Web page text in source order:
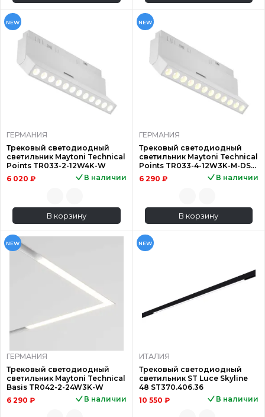
NEW
ГЕРМАНИЯ
Трековый светодиодный
светильник Maytoni Technical
Points TR033-2-12W4K-W
6 020 ₽
В наличии
В корзину
NEW
ГЕРМАНИЯ
Трековый светодиодный
светильник Maytoni Technical
Points TR033-4-12W3K-M-DS-
W
6 290 ₽ В наличии
В корзину
NEW
ГЕРМАНИЯ
Трековый светодиодный
светильник Maytoni Technical
Basis TR042-2-24W3K-W
6 290 ₽
В наличии
NEW
ИТАЛИЯ
Трековый светодиодный
светильник ST Luce Skyline
48 ST370.406.36
10 550 ₽
В наличии